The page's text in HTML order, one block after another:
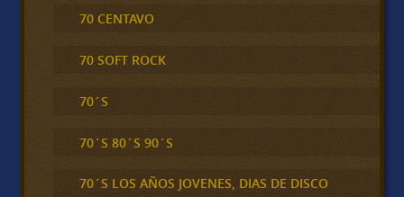
70 CENTAVO
70 SOFT ROCK
70´S
70´S 80´S 90´S
70´S LOS AÑOS JOVENES, DIAS DE DISCO